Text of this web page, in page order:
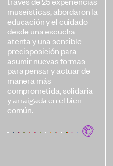
museísticas, abordaron la
educación y el cuidado
desde una escucha
atenta y una sensible
predisposición para
asumir nuevas formas
para pensar y actuar de
manera más
comprometida, solidaria
y arraigada en el bien
común.